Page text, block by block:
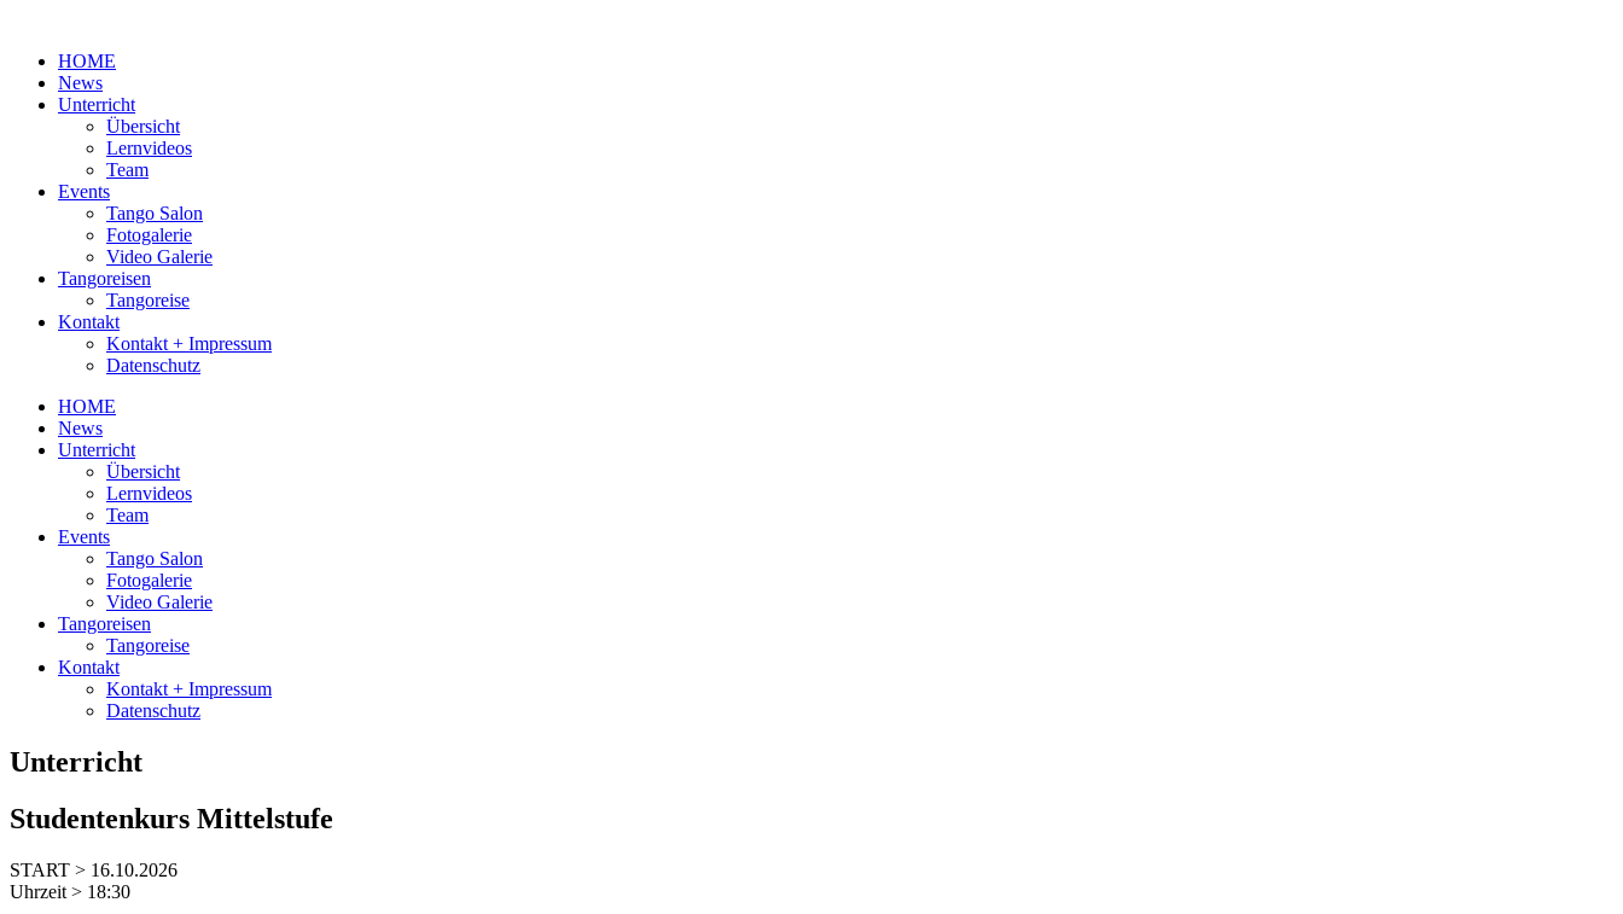
wechselnHOME
News
Unterricht
Übersicht
Lernvideos
Team
Events
Tango Salon
Fotogalerie
Video Galerie
Tangoreisen
Tangoreise
Kontakt
Kontakt + Impressum
Datenschutz
HOME
News
Unterricht
Übersicht
Lernvideos
Team
Events
Tango Salon
Fotogalerie
Video Galerie
Tangoreisen
Tangoreise
Kontakt
Kontakt + Impressum
Datenschutz
Unterricht
Studentenkurs Mittelstufe
START > 16.10.2026
Uhrzeit > 18:30